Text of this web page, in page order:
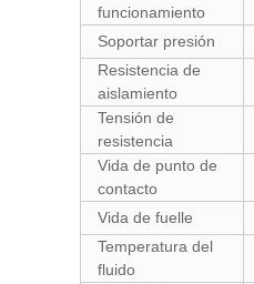
funcionamiento
Soportar presión
Resistencia de
aislamiento
Tensión de
resistencia
Vida de punto de
contacto
Vida de fuelle
Temperatura del
fluido